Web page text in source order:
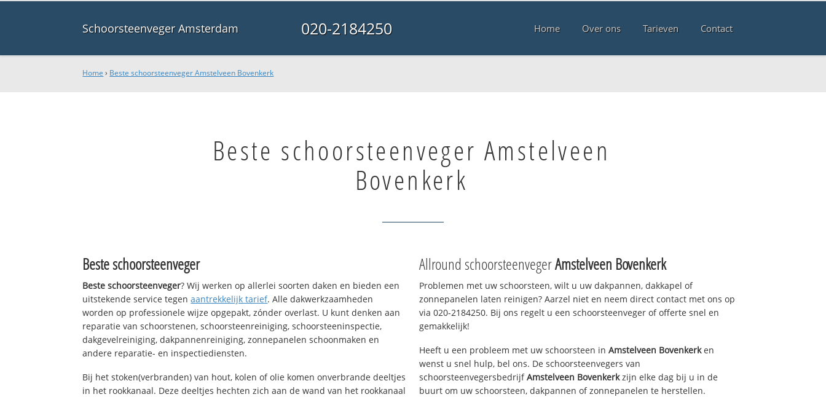
Schoorsteenveger Amsterdam 020-2184250 Home Over ons Tarieven Contact
Home › Beste schoorsteenveger Amstelveen Bovenkerk
Beste schoorsteenveger Amstelveen
Bovenkerk
Beste schoorsteenveger
Beste schoorsteenveger? Wij werken op allerlei soorten daken en bieden een
uitstekende service tegenaantrekkelijk tarief. Alle dakwerkzaamheden
worden op professionele wijze opgepakt, zónder overlast. U kunt denken aan
reparatie van schoorstenen, schoorsteenreiniging, schoorsteeninspectie,
dakgevelreiniging, dakpannenreiniging, zonnepanelen schoonmaken en
andere reparatie- en inspectiediensten.
Bij het stoken(verbranden) van hout, kolen of olie komen onverbrande deeltjes
in het rookkanaal. Deze deeltjes hechten zich aan de wand van het rookkanaal
Allround schoorsteenvegerAmstelveen Bovenkerk
Problemen met uw schoorsteen, wilt u uw dakpannen, dakkapel of
zonnepanelen laten reinigen? Aarzel niet en neem direct contact met ons op
via 020-2184250. Bij ons regelt u een schoorsteenveger of offerte snel en
gemakkelijk!
Heeft u een probleem met uw schoorsteen in Amstelveen Bovenkerken
wenst u snel hulp, bel ons. De schoorsteenvegers van
schoorsteenvegersbedrijfAmstelveen Bovenkerkzijn elke dag bij u in de
buurt om uw schoorsteen, dakpannen of zonnepanelen te herstellen.